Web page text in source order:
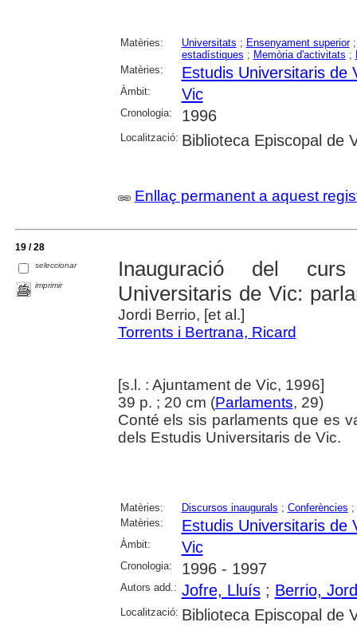
Matèries: Universitats ; Ensenyament superior
estadístiques ; Memòria d'activitats ;
Matèries:
Estudis Universitaris de
Àmbit: Vic
Cronologia: 1996
Localització: Biblioteca Episcopal de
Enllaç permanent a aquest
19 / 28
seleccionar
imprimir
Inauguració del
Universitaris de Vic:
Jordi Berrio, [et al.]
Torrents i Bertrana, Ricard
[s.l. : Ajuntament de Vic, 1996]
39 p. ; 20 cm (Parlaments, 29)
Conté els sis parlaments que es
dels Estudis Universitaris de Vic.
Matèries: Discursos inaugurals ; Conferències ;
Matèries:
Estudis Universitaris de
Àmbit: Vic
Cronologia: 1996 - 1997
Autors add.: Jofre, Lluís; Berrio,
Localització: Biblioteca Episcopal de